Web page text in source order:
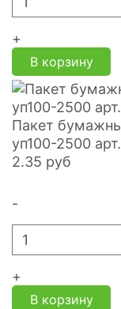
+
В корзину
Пакет
уп100-2500
2.35 руб
-
+
В корзину